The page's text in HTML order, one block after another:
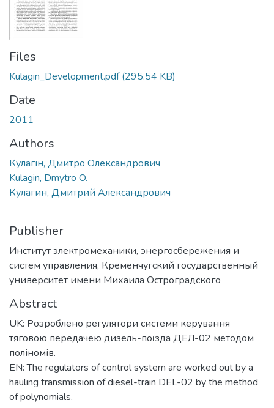
Files
Kulagin_Development.pdf(295.54 KB)
Date
2011
Authors
Кулагін, Дмитро Олександрович
Kulagin, Dmytro O.
Кулагин, Дмитрий Александрович
Publisher
Институт электромеханики, энергосбережения и
систем управления, Кременчугский государственный
университет имени Михаила Остроградского
Abstract
UK: Розроблено регулятори системи керування
тяговою передачею дизель-поїзда ДЕЛ-02 методом
поліномів.
EN: The regulators of control system are worked out by a
hauling transmission of diesel-train DEL-02 by the method
of polynomials.